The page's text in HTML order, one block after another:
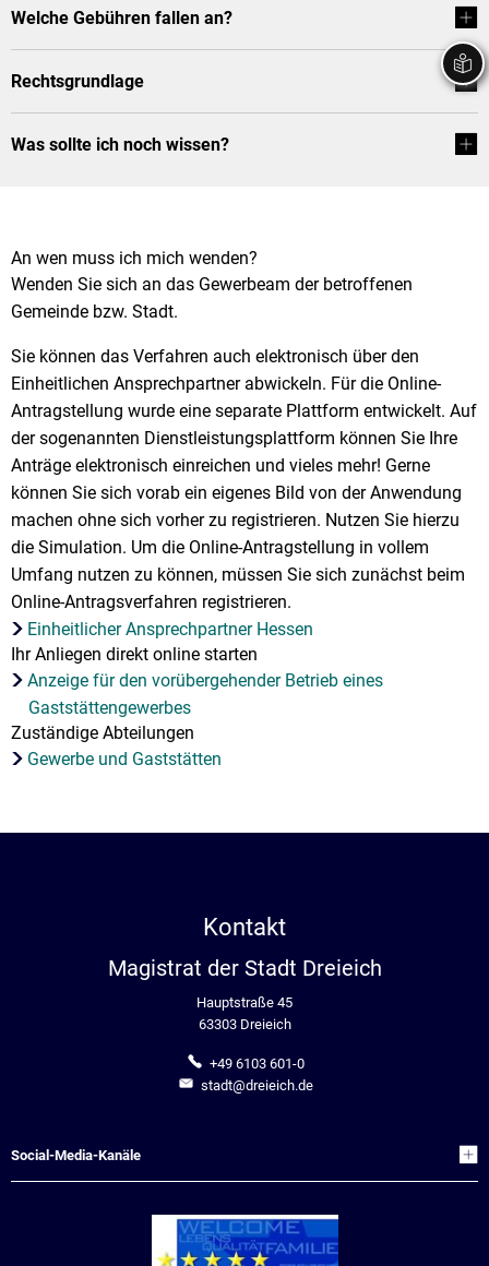
Öffentlicher
E-Mobilität
Fußverkehr
Radverkehr
Welche Gebühren fallen an?
Rechtsgrundlage
Was sollte ich noch wissen?
Ihr Anliegen direkt online starten
Anzeige für den vorübergehender Betrieb eines
Gaststättengewerbes
An wen muss ich mich wenden?
Wenden Sie sich an das Gewerbeam der betroffenen
Gemeinde bzw. Stadt.
Sie können das Verfahren auch elektronisch über den
Einheitlichen Ansprechpartner abwickeln. Für die Online-
Antragstellung wurde eine separate Plattform entwickelt. Auf
der sogenannten Dienstleistungsplattform können Sie Ihre
Anträge elektronisch einreichen und vieles mehr! Gerne
können Sie sich vorab ein eigenes Bild von der Anwendung
machen ohne sich vorher zu registrieren. Nutzen Sie hierzu
die Simulation. Um die Online-Antragstellung in vollem
Umfang nutzen zu können, müssen Sie sich zunächst beim
Online-Antragsverfahren registrieren.
Einheitlicher Ansprechpartner Hessen
Zuständige Abteilungen
Gewerbe und Gaststätten
Kontakt
Magistrat der Stadt Dreieich
Hauptstraße 45
63303 Dreieich
+49 6103 601-0
stadt@dreieich.de
Social-Media-Kanäle